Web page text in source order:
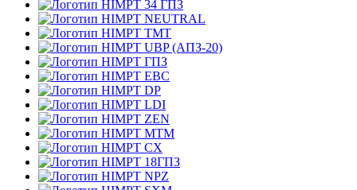
34 ГПЗ
NEUTRAL
TMT
UBP (АПЗ-20)
ГПЗ
EBC
DP
LDI
ZEN
MTM
CX
18ГПЗ
NPZ